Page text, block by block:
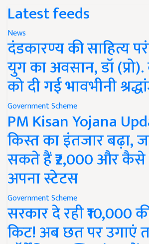
Latest feeds
News
दंडकारण्य की साहित्य
युग का अवसान, डॉ
को दी गई भावभीनी
Government Scheme
PM Kisan Yojana
किस्त का इंतजार बढ़ा,
सकते हैं ₹2,000 और
अपना स्टेटस
Government Scheme
सरकार दे रही ₹10,000
किट! अब छत पर उगाएं